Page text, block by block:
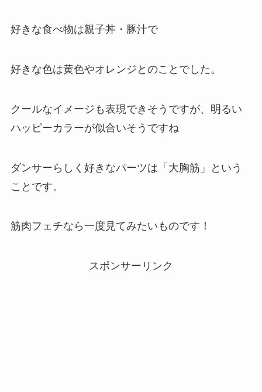
好きな食べ物は親子丼・豚汁で
好きな色は黄色やオレンジとのことでした。
クールなイメージも表現できそうですが、明るい
ハッピーカラーが似合いそうですね
ダンサーらしく好きなパーツは「大胸筋」という
ことです。
筋肉フェチなら一度見てみたいものです！
スポンサーリンク